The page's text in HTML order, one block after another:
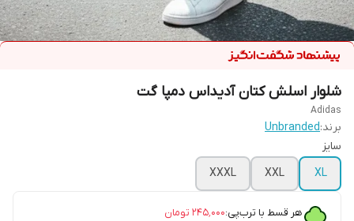
شلوار اسلش کتان آدیداس دمپا گت
Adidas
برند:Unbranded
سایز
XL
XXL
XXXL
هر قسط با ترب‌پی:۲۴۵٬۰۰۰ تومان